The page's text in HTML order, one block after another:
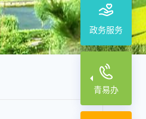
政务服务
青易办